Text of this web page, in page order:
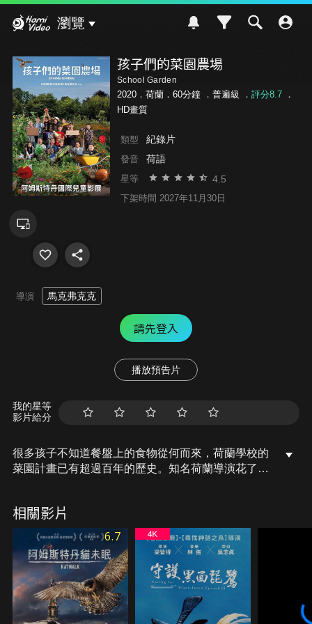
瀏覽
孩子們的菜園農場
School Garden
2020．荷蘭．60分鐘 ． 普遍級 ． 評分8.7．
HD畫質
類型 紀錄片
發音 荷語
星等 4.5
下架時間 2027年11月30日
導演 馬克弗克克
請先登入
播放預告片
我的星等
影片給分
很多孩子不知道餐盤上的食物從何而來，荷蘭學校的
菜園計畫已有超過百年的歷史。知名荷蘭導演花了一
飪。從教室到大自然，學生將了解生物的生命週期。
孩子有機會更接近大自然，他們的好奇心被生動地記
錄下來。
相關影片
6.7